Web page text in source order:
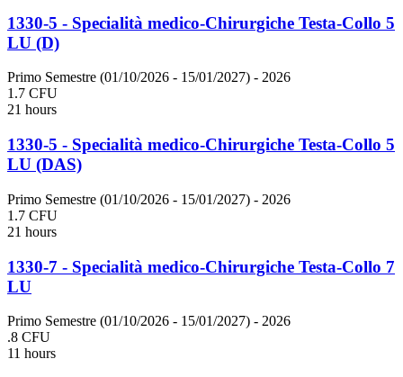
1330-5 - Specialità medico-Chirurgiche Testa-Collo 5
LU (D)
Primo Semestre (01/10/2026 - 15/01/2027) - 2026
1.7 CFU
21 hours
1330-5 - Specialità medico-Chirurgiche Testa-Collo 5
LU (DAS)
Primo Semestre (01/10/2026 - 15/01/2027) - 2026
1.7 CFU
21 hours
1330-7 - Specialità medico-Chirurgiche Testa-Collo 7
LU
Primo Semestre (01/10/2026 - 15/01/2027) - 2026
.8 CFU
11 hours